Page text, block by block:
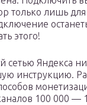
только лишь
этого!
сетью Яндекса
инструкцию.
100 000 —